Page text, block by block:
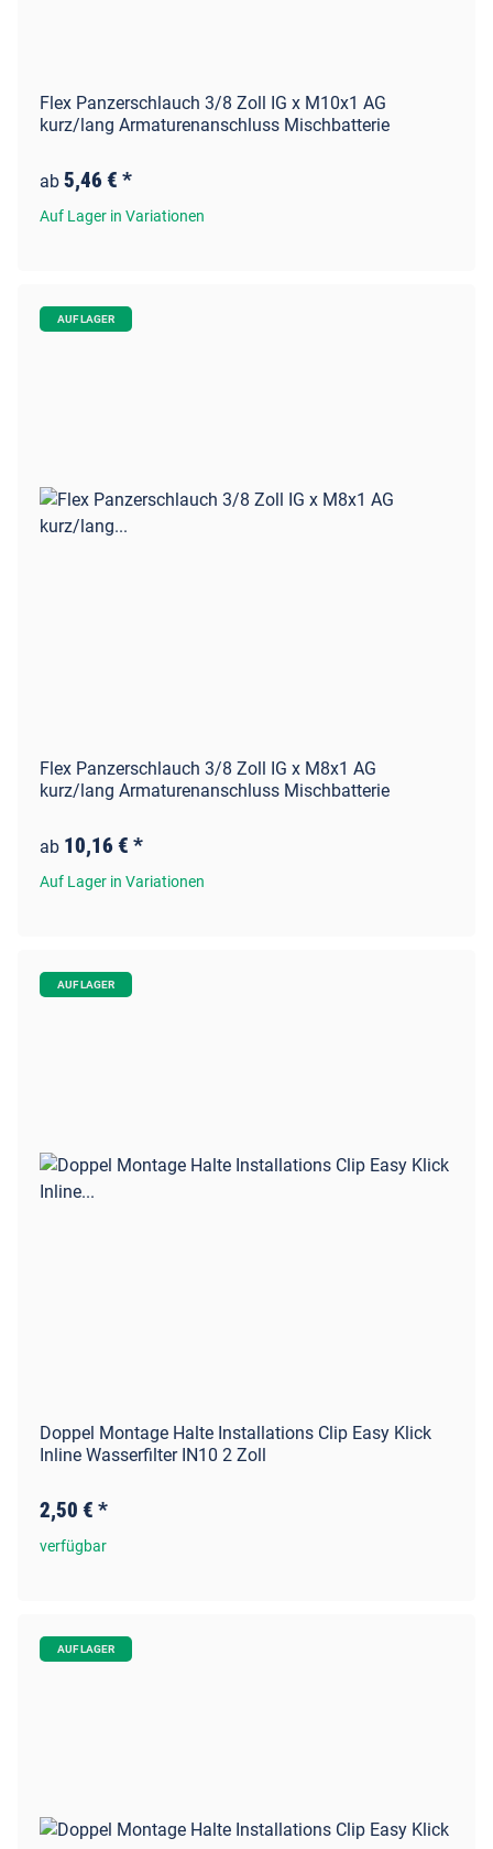
Flex Panzerschlauch 3/8 Zoll IG x M10x1 AG
kurz/lang Armaturenanschluss Mischbatterie
ab 5,46 € *
Auf Lager in Variationen
AUF LAGER
Flex Panzerschlauch 3/8 Zoll IG x M8x1 AG
kurz/lang Armaturenanschluss Mischbatterie
ab 10,16 € *
Auf Lager in Variationen
AUF LAGER
Doppel Montage Halte Installations Clip Easy Klick
Inline Wasserfilter IN10 2 Zoll
2,50 € *
verfügbar
AUF LAGER